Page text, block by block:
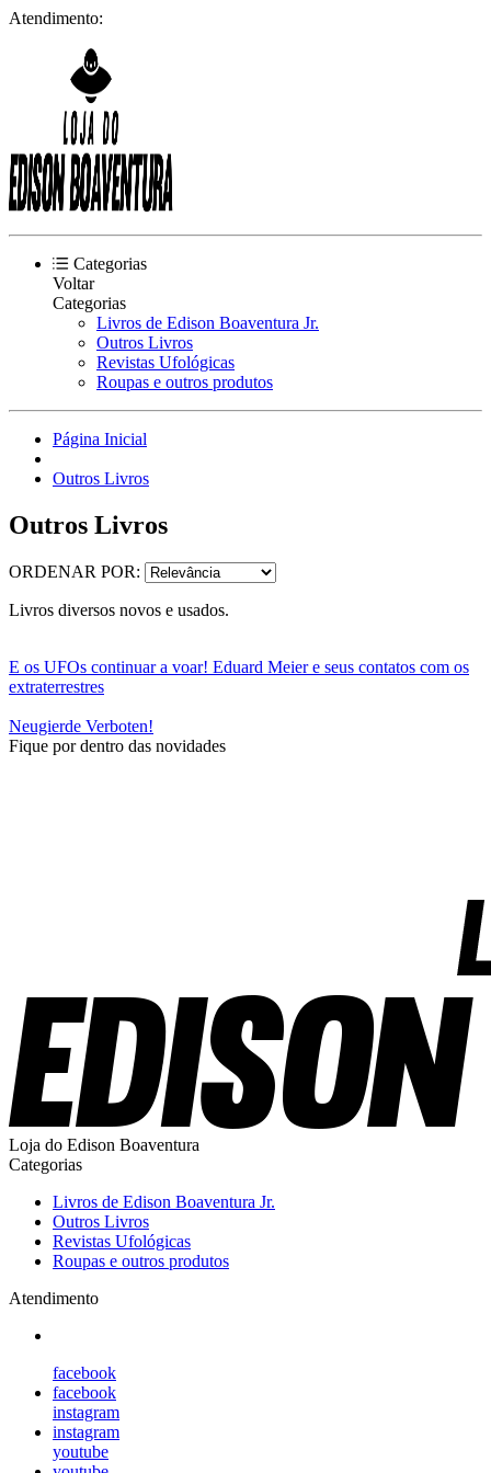
Atendimento:
Categorias
Voltar
Categorias
Livros de Edison Boaventura Jr.
Outros Livros
Revistas Ufológicas
Roupas e outros produtos
Página Inicial
Outros Livros
Outros Livros
ORDENAR POR:
Livros diversos novos e usados.
E os UFOs continuar a voar! Eduard Meier e seus contatos com os
extraterrestres
Neugierde Verboten!
Fique por dentro das novidades
Loja do Edison Boaventura
Categorias
Livros de Edison Boaventura Jr.
Outros Livros
Revistas Ufológicas
Roupas e outros produtos
Atendimento
facebook
facebook
instagram
instagram
youtube